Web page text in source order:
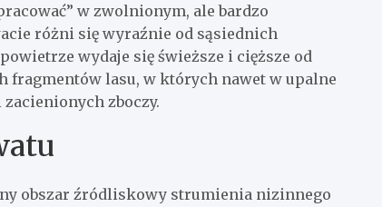
w zwolnionym, ale bardzo
różni się wyraźnie od sąsiednich
wydaje się świeższe i cięższe od
fragmentów lasu, w których nawet w upalne
zboczy.
obszar źródliskowy strumienia nizinnego